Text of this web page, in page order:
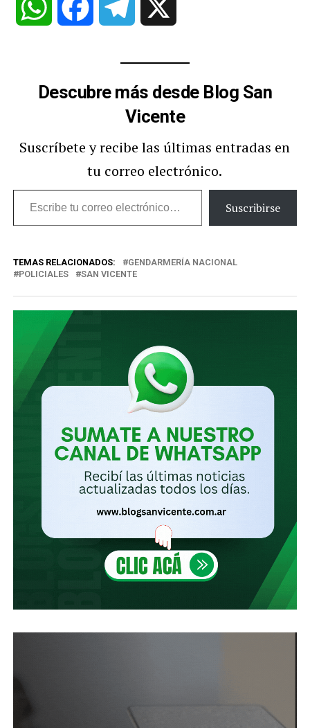
WhatsApp Facebook Telegram
Descubre más desde Blog San
Vicente
Suscríbete y recibe las últimas entradas en
tu correo electrónico.
Escribe
tu
electrónico…
Suscribirse
TEMAS RELACIONADOS:
GENDARMERÍA NACIONAL
POLICIALES
SAN VICENTE